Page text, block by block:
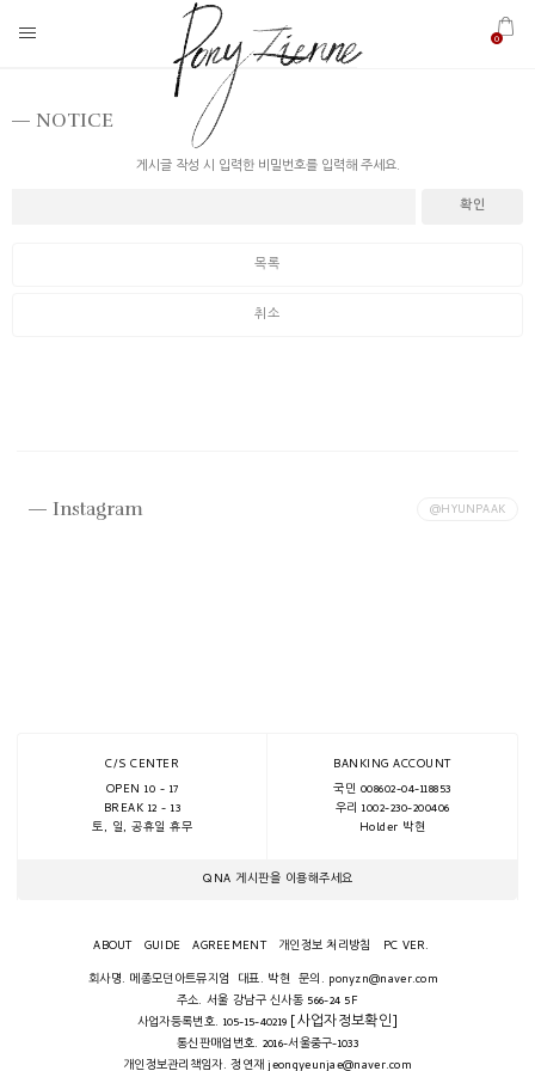
0
NOTICE
게시글 작성 시 입력한 비밀번호를 입력해 주세요.
확인
목록
취소
Instagram @HYUNPAAK
C/S CENTER
OPEN 10 - 17
BREAK 12 - 13
토, 일, 공휴일 휴무
BANKING ACCOUNT
국민 008602-04-118853
우리 1002-230-200406
Holder 박현
QNA 게시판을 이용해주세요
ABOUT GUIDE AGREEMENT 개인정보 처리방침
PC VER.
회사명. 메종모던아트뮤지엄 대표. 박현 문의. ponyzn@naver.com
주소. 서울 강남구 신사동 566-24 5F
사업자등록번호. 105-15-40219 [사업자정보확인]
통신판매업번호. 2016-서울중구-1033
개인정보관리책임자. 정연재 jeongyeunjae@naver.com